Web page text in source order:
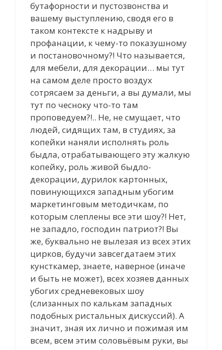
бутафорности и пустозвонства и
вашему выступлению, сводя его в
таком контексте к надрыву и
профанации, к чему-то показушному
и постановочному?! Что называется,
для мебели, для декорации… мы тут
на самом деле просто воздух
сотрясаем за деньги, а вы думали, мы
тут по чесноку что-то там
проповедуем?!.. Не, не смущает, что
людей, сидящих там, в студиях, за
копейки наняли исполнять роль
быдла, отрабатывающего эту жалкую
копейку, роль живой быдло-
декорации, дурилок картонных,
повинующихся западным убогим
маркетинговым методичкам, по
которым слеплены все эти шоу?! Нет,
не западло, господин патриот?! Вы
же, буквально не вылезая из всех этих
цирков, будучи завсегдатаем этих
кунсткамер, знаете, наверное (иначе
и быть не может), всех хозяев данных
убогих средневековых шоу
(слизанных по калькам западных
подобных ристальных дискуссий). А
значит, зная их лично и пожимая им
всем, всем этим соловьёвым руки, вы